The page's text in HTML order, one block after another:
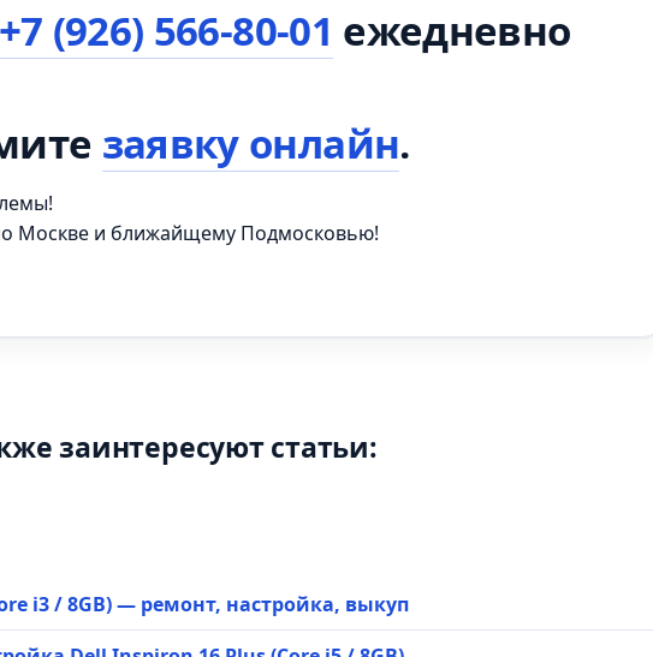
+7 (926) 566-80-01 ежедневно
заявку онлайн.
Москве и ближайщему Подмосковью!
заинтересуют статьи:
i3 / 8GB) — ремонт, настройка, выкуп